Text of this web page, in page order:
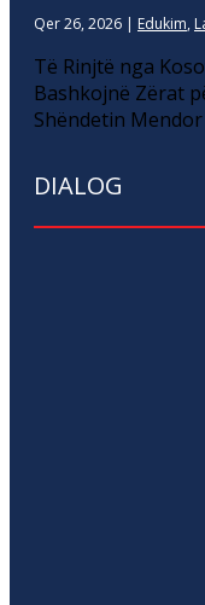
Qer 26, 2026 | Edukim,
Të Rinjtë nga
Bashkojnë Zërat
Shëndetin Mendor
DIALOG